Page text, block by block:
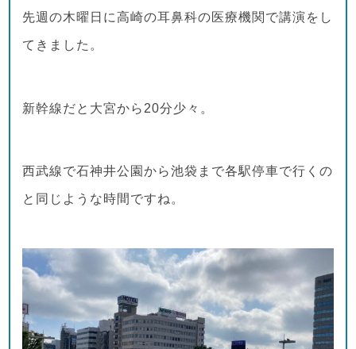
先週の木曜日に高崎の耳鼻科の医療機関で講演をし
てきました。
新幹線だと大宮から20分少々。
西武線で石神井公園から池袋まで各駅停車で行くの
と同じような時間ですね。